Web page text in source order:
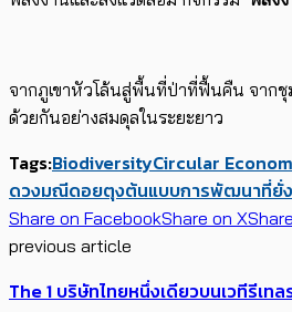
จากภูเขาหัวโล้นสู่พื้นที่ป่าที่ฟื้นคืน จาก
ด้วยกันอย่างสมดุลในระยะยาว
Tags:BiodiversityCircular
ดวงมณีดอยตุงต้นแบบการพัฒนาที่ยั่
Share on FacebookShare on X
previous article
The 1 บริษัทไทยหนึ่งเดียวบนเวทีรีเ